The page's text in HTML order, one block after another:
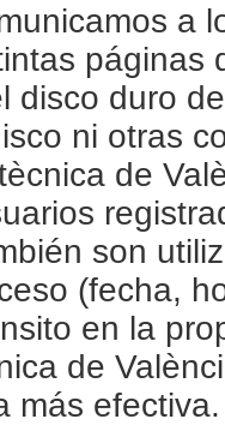
a
páginas
disco duro
ni otras
de
son
(fecha,
en la
de
más efectiva.